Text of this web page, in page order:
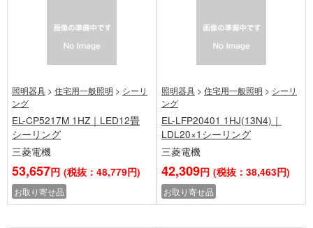
照明器具 > 住宅用一般照明 > シーリ
ング
EL-CP5217M 1HZ｜LED12畳
シーリング
三菱電機
53,657円 (税抜：48,779円)
お取り寄せ品
照明器具 > 住宅用一般照明 > シーリ
ング
EL-LFP20401 1HJ(13N4)｜
LDL20×1シーリング
三菱電機
42,309円 (税抜：38,463円)
お取り寄せ品